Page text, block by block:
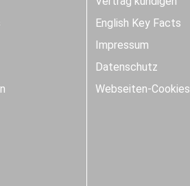
English Key Facts
Impressum
Datenschutz
Webseiten-Cookies